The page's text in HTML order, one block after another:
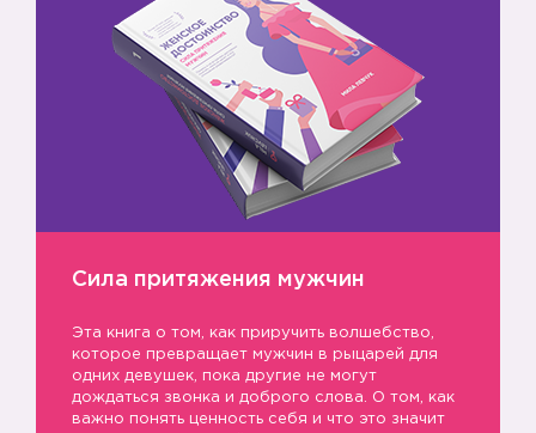
Сила притяжения мужчин
Эта книга о том, как приручить волшебство,
которое превращает мужчин в рыцарей для
одних девушек, пока другие не могут
дождаться звонка и доброго слова. О том, как
важно понять ценность себя и что это значит